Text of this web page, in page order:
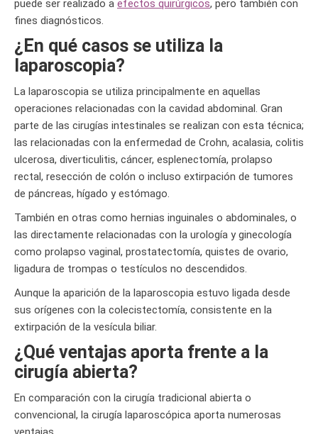
puede ser realizado a efectos quirúrgicos, pero también con
fines diagnósticos.
¿En qué casos se utiliza la
laparoscopia?
La laparoscopia se utiliza principalmente en aquellas
operaciones relacionadas con la cavidad abdominal. Gran
parte de las cirugías intestinales se realizan con esta técnica;
las relacionadas con la enfermedad de Crohn, acalasia, colitis
ulcerosa, diverticulitis, cáncer, esplenectomía, prolapso
rectal, resección de colón o incluso extirpación de tumores
de páncreas, hígado y estómago.
También en otras como hernias inguinales o abdominales, o
las directamente relacionadas con la urología y ginecología
como prolapso vaginal, prostatectomía, quistes de ovario,
ligadura de trompas o testículos no descendidos.
Aunque la aparición de la laparoscopia estuvo ligada desde
sus orígenes con la colecistectomía, consistente en la
extirpación de la vesícula biliar.
¿Qué ventajas aporta frente a la
cirugía abierta?
En comparación con la cirugía tradicional abierta o
convencional, la cirugía laparoscópica aporta numerosas